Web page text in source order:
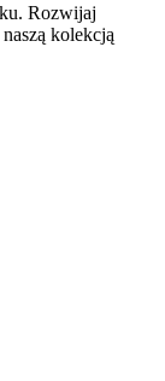
Rozwijaj
kolekcją